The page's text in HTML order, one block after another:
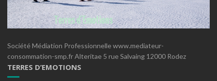
Société Médiation Professionnelle www.mediateur-
consommation-smp.fr Alteritae 5 rue Salvaing 12000 Rodez
TERRES D’EMOTIONS